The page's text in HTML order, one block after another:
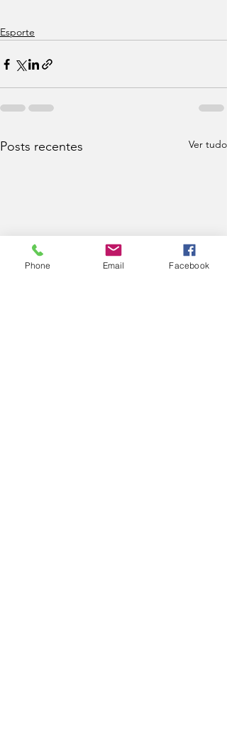
Esporte
Posts recentes Ver tudo
Phone Email Facebook